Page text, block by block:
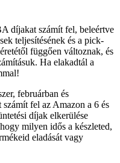
díjakat számít fel, beleértve
teljesítésének és a pick-
függően változnak, és
Ha elakadtál a
februárban és
fel az Amazon a 6 és
díjak elkerülése
milyen idős a készleted,
eladását vagy